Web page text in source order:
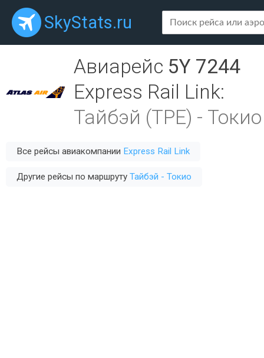
SkyStats.ru
Авиарейс 5Y 7244
Express Rail Link:
Тайбэй (TPE) -
Все рейсы авиакомпании Express Rail Link
Другие рейсы по маршруту Тайбэй - Токио